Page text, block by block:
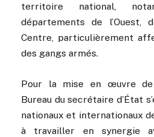
territoire national,
départements de l’Ouest,
Centre, particulièrement
des gangs armés.
Pour la mise en œuvre
Bureau du secrétaire d’État
nationaux et internationaux
à travailler en synergie